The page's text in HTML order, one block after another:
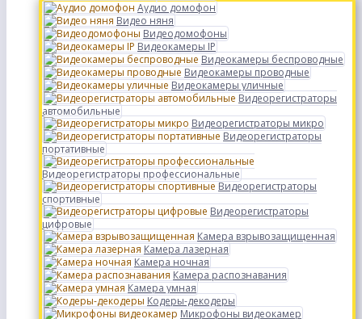
Аудио домофон
Видео няня
Видеодомофоны
Видеокамеры IP
Видеокамеры беспроводные
Видеокамеры проводные
Видеокамеры уличные
Видеорегистраторы
автомобильные
Видеорегистраторы микро
Видеорегистраторы
портативные
Видеорегистраторы профессиональные
Видеорегистраторы
спортивные
Видеорегистраторы
цифровые
Камера взрывозащищенная
Камера лазерная
Камера ночная
Камера распознавания
Камера умная
Кодеры-декодеры
Микрофоны видеокамер